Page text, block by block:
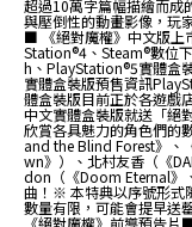
超過10萬字篇幅描繪而成
與壓倒性的動畫影像，玩
■ 《絕對魔權》中文版
Station®4、Steam®數位
h、PlayStation®5實體盒
實體盒裝版預售資訊
體盒裝版目前正於各遊戲
中文實體盒裝版就送「絕
欣賞各具魅力的角色們的
and the Blind Forest》、
wn》）、北村友香（《
don（《Doom Eternal》
曲！※ 本特典以序號形式
數量有限，可能會提早
《絕對魔權》前導預告